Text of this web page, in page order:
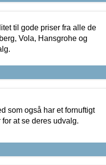
til gode priser fra alle de
Vola, Hansgrohe og
som også har et fornuftigt
at se deres udvalg.